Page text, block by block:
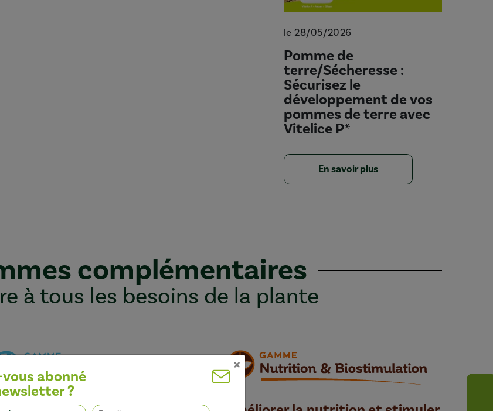
le 28/05/2026
Pomme de
terre/Sécheresse :
Sécurisez le
développement de vos
pommes de terre avec
Vitelice P*
En savoir plus
complémentaires
à tous les besoins de la plante
×
abonné
?